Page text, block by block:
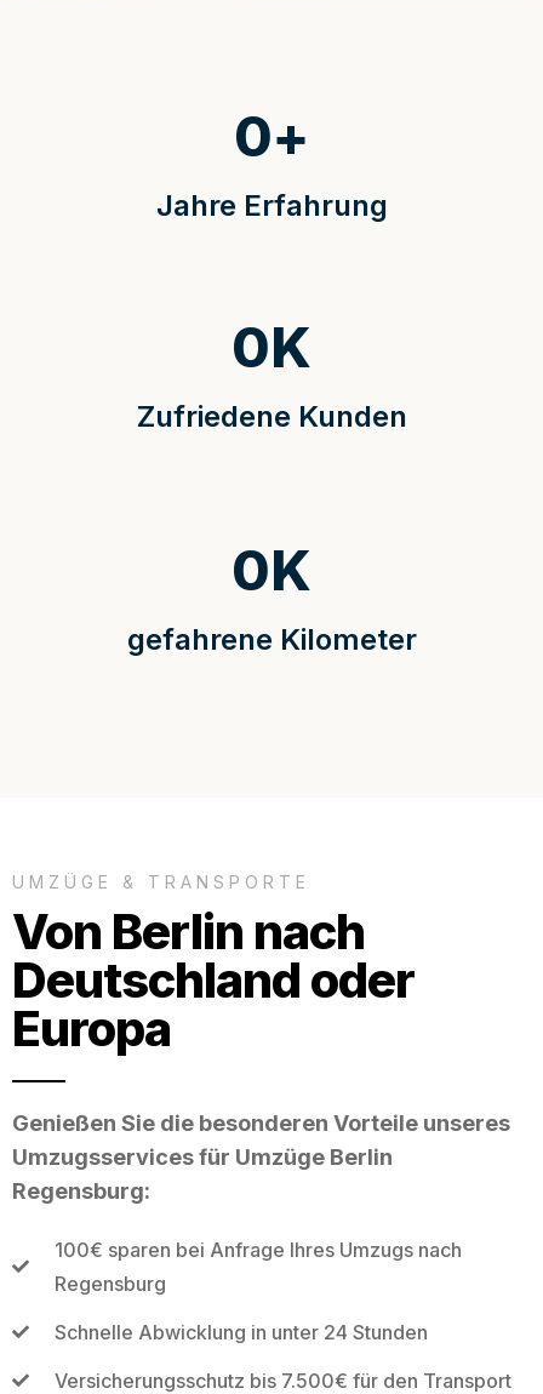
Jahre Erfahrung
0+
Zufriedene Kunden
0K
gefahrene Kilometer
0K
UMZÜGE & TRANSPORTE
Von Berlin nach
Deutschland oder
Europa
Genießen Sie die besonderen Vorteile unseres
Umzugsservices für Umzüge Berlin
Regensburg:
100€ sparen bei Anfrage Ihres Umzugs nach
Regensburg
Schnelle Abwicklung in unter 24 Stunden
Versicherungsschutz bis 7.500€ für den Transport